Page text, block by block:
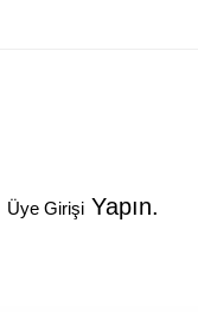
Üye Girişi Yapın.